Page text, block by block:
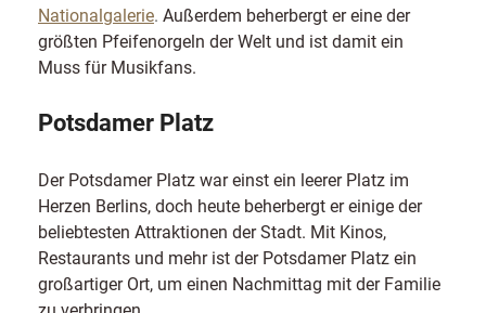
Nationalgalerie. Außerdem beherbergt er eine der
größten Pfeifenorgeln der Welt und ist damit ein
Muss für Musikfans.
Potsdamer Platz
Der Potsdamer Platz war einst ein leerer Platz im
Herzen Berlins, doch heute beherbergt er einige der
beliebtesten Attraktionen der Stadt. Mit Kinos,
Restaurants und mehr ist der Potsdamer Platz ein
großartiger Ort, um einen Nachmittag mit der Familie